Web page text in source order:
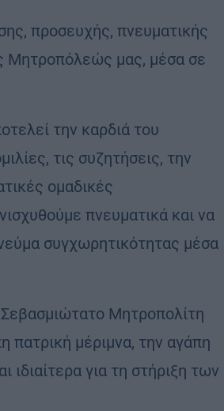
προσευχής, πνευματικής
Μητροπόλεώς μας, μέσα σε
την καρδιά του
τις συζητήσεις, την
ομαδικές
πνευματικά και να
συγχωρητικότητας μέσα
Σεβασμιώτατο Μητροπολίτη
μέριμνα, την αγάπη
για τη στήριξη των